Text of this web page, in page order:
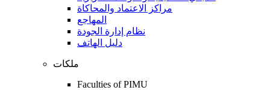
مراكز الاعتماد والمحاكاة
المهاجع
نظام إدارة الجودة
دليل الهاتف
ملكات
Faculties of PIMU